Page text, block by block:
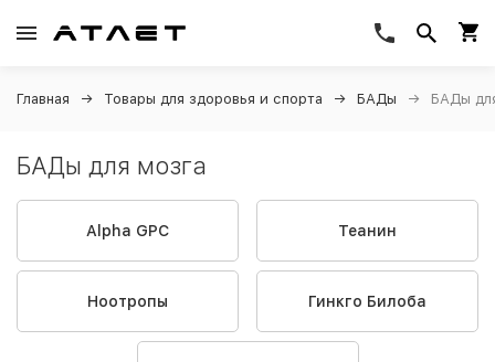
Главная Товары для здоровья и спорта БАДы БАДы
БАДы для мозга
Alpha GPC Теанин
Ноотропы Гинкго Билоба